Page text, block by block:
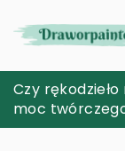
Jak wybrać
typu skóry –
Czy
moc
Jakie korzyści
podpisu w